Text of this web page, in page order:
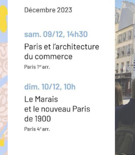
Afficher plus